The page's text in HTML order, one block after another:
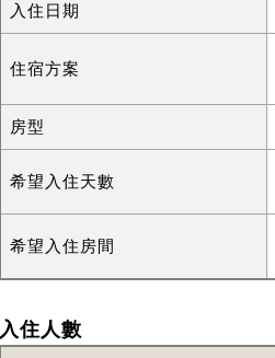
入住日期
住宿方案
房型
希望入住天數
希望入住房間
入住人數